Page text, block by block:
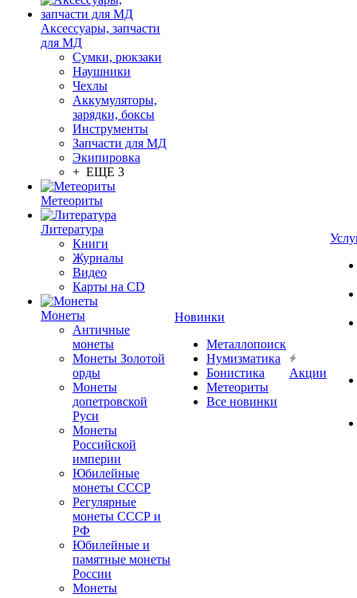
Аксессуары, запчасти
для МД
Сумки, рюкзаки
Наушники
Чехлы
Аккумуляторы,
зарядки, боксы
Инструменты
Запчасти для МД
Экипировка
+ ЕЩЕ 3
Метеориты
Литература
Книги
Журналы
Видео
Карты на CD
Монеты
Античные
монеты
Монеты Золотой
орды
Монеты
допетровской
Руси
Монеты
Российской
империи
Юбилейные
монеты СССР
Регулярные
монеты СССР и
РФ
Юбилейные и
памятные монеты
России
Монеты
Новинки
Металлопоиск
Нумизматика
Бонистика
Метеориты
Все новинки
Акции